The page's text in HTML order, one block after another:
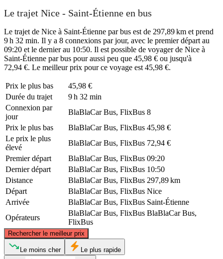
Le trajet Nice - Saint-Étienne en bus
Le trajet de Nice à Saint-Étienne par bus est de 297,89 km et prend
9 h 32 min. Il y a 8 connexions par jour, avec le premier départ au
09:20 et le dernier au 10:50. Il est possible de voyager de Nice à
Saint-Étienne par bus pour aussi peu que 45,98 € ou jusqu'à
72,94 €. Le meilleur prix pour ce voyage est 45,98 €.
Prix ​​le plus bas
45,98 €
Durée du trajet
9 h 32 min
Connexion par
jour
BlaBlaCar Bus, FlixBus 8
Prix ​​le plus bas
BlaBlaCar Bus, FlixBus 45,98 €
Le prix le plus
élevé
BlaBlaCar Bus, FlixBus 72,94 €
Premier départ
BlaBlaCar Bus, FlixBus 09:20
Dernier départ
BlaBlaCar Bus, FlixBus 10:50
Distance
BlaBlaCar Bus, FlixBus 297,89 km
Départ
BlaBlaCar Bus, FlixBus Nice
Arrivée
BlaBlaCar Bus, FlixBus Saint-Étienne
Opérateurs
BlaBlaCar Bus, FlixBus BlaBlaCar Bus,
FlixBus
Rechercher le meilleur prix
Saint-Etienne
Le moins cher Le plus rapide